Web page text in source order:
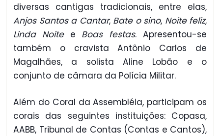
diversas cantigas tradicionais, entre elas,
Anjos Santos a Cantar, Bate o sino, Noite feliz,
Linda Noitee Boas festas. Apresentou-se
também o cravista Antônio Carlos de
Magalhães, a solista Aline Lobão e o
conjunto de câmara da Polícia Militar.
Além do Coral da Assembléia, participam os
corais das seguintes instituições: Copasa,
AABB, Tribunal de Contas (Contas e Cantos),